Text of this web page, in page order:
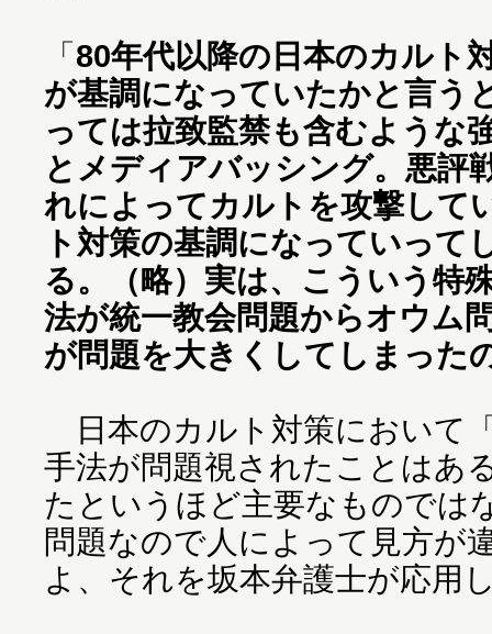
「80年代以降の日本のカルト
が基調になっていたかと言う
っては拉致監禁も含むような
とメディアバッシング。悪評
れによってカルトを攻撃して
ト対策の基調になっていって
る。（略）実は、こういう特
法が統一教会問題からオウム
が問題を大きくしてしまった
日本のカルト対策において
手法が問題視されたことはあ
たというほど主要なものでは
問題なので人によって見方が
よ、それを坂本弁護士が応用